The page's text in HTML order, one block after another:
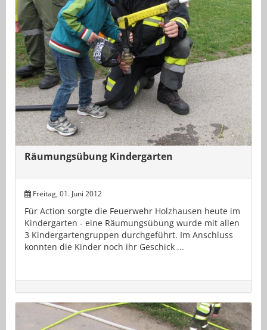
Räumungsübung Kindergarten
Freitag, 01. Juni 2012
Für Action sorgte die Feuerwehr Holzhausen heute im
Kindergarten - eine Räumungsübung wurde mit allen
3 Kindergartengruppen durchgeführt. Im Anschluss
konnten die Kinder noch ihr Geschick ...